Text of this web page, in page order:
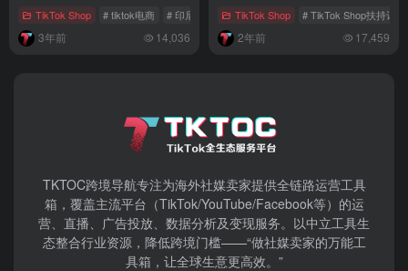
TikTok Shop # tiktok电商 # 印尼新政策 # TikTok Shop关闭
3年前 14,036
TikTok Shop # TikTok Shop扶持计划
2年前 17,459
TKTOC跨境导航​专注为海外社媒卖家提供全链路运营工具
箱，覆盖主流平台（TikTok/YouTube/Facebook等）​的运
营、直播、广告投放、数据分析及变现服务。以中立工具生
态整合行业资源，降低跨境门槛——“做社媒卖家的万能工
具箱，让全球生意更高效。”